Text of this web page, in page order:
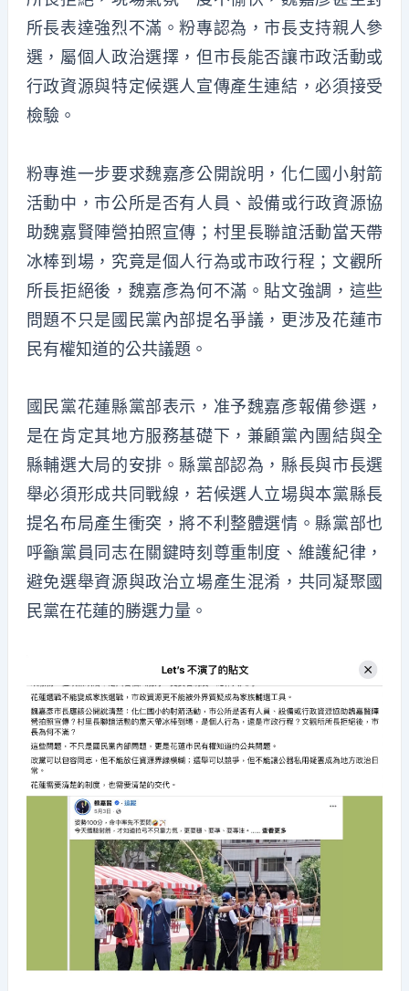
所長表達強烈不滿。粉專認為，市長支持親人參
選，屬個人政治選擇，但市長能否讓市政活動或
行政資源與特定候選人宣傳產生連結，必須接受
檢驗。
粉專進一步要求魏嘉彥公開說明，化仁國小射箭
活動中，市公所是否有人員、設備或行政資源協
助魏嘉賢陣營拍照宣傳；村里長聯誼活動當天帶
冰棒到場，究竟是個人行為或市政行程；文觀所
所長拒絕後，魏嘉彥為何不滿。貼文強調，這些
問題不只是國民黨內部提名爭議，更涉及花蓮市
民有權知道的公共議題。
國民黨花蓮縣黨部表示，准予魏嘉彥報備參選，
是在肯定其地方服務基礎下，兼顧黨內團結與全
縣輔選大局的安排。縣黨部認為，縣長與市長選
舉必須形成共同戰線，若候選人立場與本黨縣長
提名布局產生衝突，將不利整體選情。縣黨部也
呼籲黨員同志在關鍵時刻尊重制度、維護紀律，
避免選舉資源與政治立場產生混淆，共同凝聚國
民黨在花蓮的勝選力量。